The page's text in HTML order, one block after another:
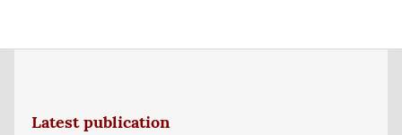
Latest publication